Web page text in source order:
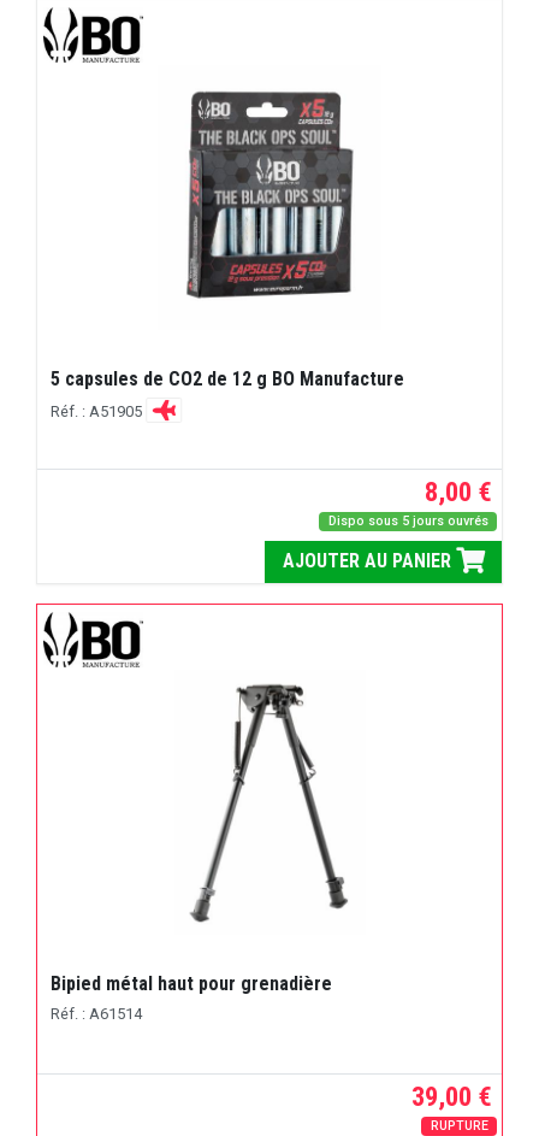
5 capsules de CO2 de 12 g BO Manufacture
Réf. : A51905
8,00 €
Dispo sous 5 jours ouvrés
AJOUTER AU PANIER
Bipied métal haut pour grenadière
Réf. : A61514
39,00 €
RUPTURE